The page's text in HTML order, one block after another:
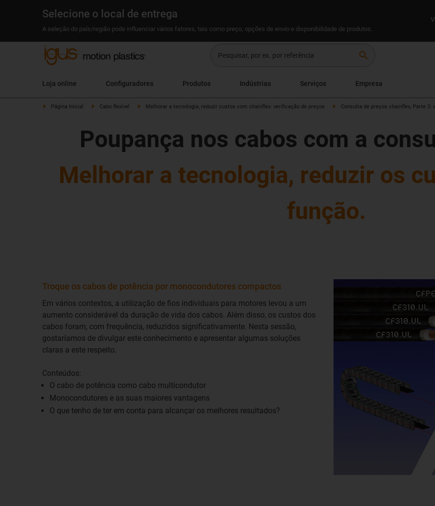
Selecione o local de entrega
A seleção do país/região pode influenciar vários fatores, tais como preço, opções de envio e disponibilidade de produtos.
search
Loja online Configuradores Produtos Indústrias Serviços Empresa
Página Inicial Cabo flexível Melhorar a tecnologia, reduzir custos com chainflex: verificação de preços Consulta de preços chainflex, Parte
Poupança nos cabos com a
Melhorar a tecnologia, reduzir os
função.
Troque os cabos de potência por monocondutores compactos
Em vários contextos, a utilização de fios individuais para motores levou a um
aumento considerável da duração de vida dos cabos. Além disso, os custos dos
cabos foram, com frequência, reduzidos significativamente. Nesta sessão,
gostaríamos de divulgar este conhecimento e apresentar algumas soluções
claras a este respeito.
Conteúdos:
O cabo de potência como cabo multicondutor
Monocondutores e as suas maiores vantagens
O que tenho de ter em conta para alcançar os melhores resultados?